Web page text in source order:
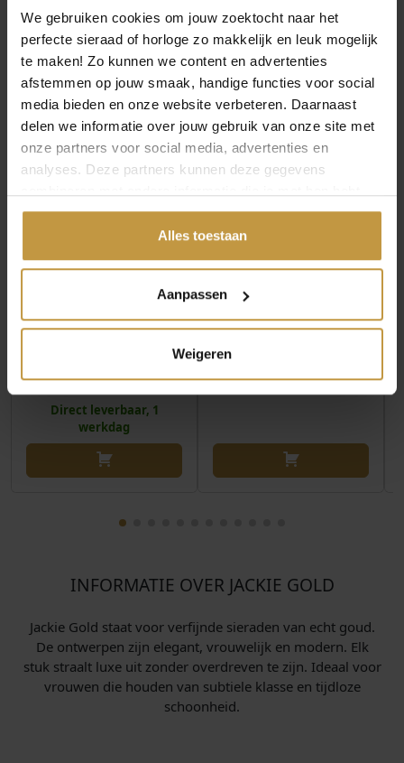
We gebruiken cookies om jouw zoektocht naar het
perfecte sieraad of horloge zo makkelijk en leuk mogelijk
te maken! Zo kunnen we content en advertenties
afstemmen op jouw smaak, handige functies voor social
media bieden en onze website verbeteren. Daarnaast
delen we informatie over jouw gebruik van onze site met
onze partners voor social media, advertenties en
analyses. Deze partners kunnen deze gegevens
gedeeld of die ze hebben verzameld via jouw gebruik van
Alles toestaan
Aanpassen
Weigeren
MEER VAN JACKIE GOLD
549,00
JKN26.630
Direct leverbaar, 1
werkdag
€ 539,00
JACKIE GOLD AMSTEL
WHITE TOPAZ
NECKLACE JKN26.616
INFORMATIE OVER JACKIE GOLD
Jackie Gold staat voor verfijnde sieraden van echt goud.
De ontwerpen zijn elegant, vrouwelijk en modern. Elk
stuk straalt luxe uit zonder overdreven te zijn. Ideaal voor
vrouwen die houden van subtiele klasse en tijdloze
schoonheid.